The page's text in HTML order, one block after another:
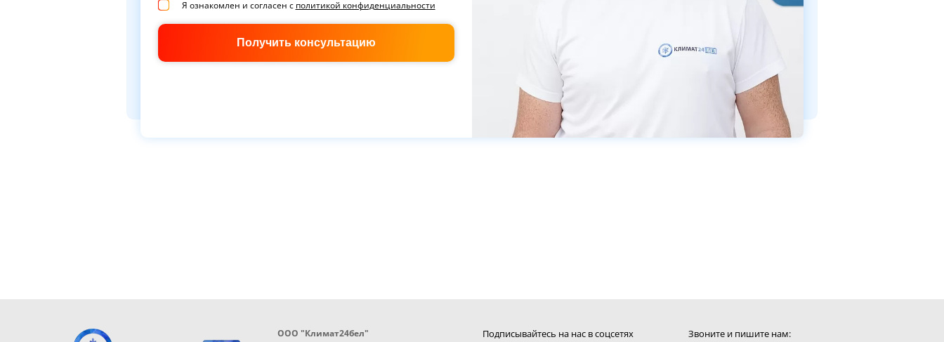
Я ознакомлен и согласен с политикой конфиденциальности
Получить консультацию
ООО "Климат24бел"
Подписывайтесь на нас в соцсетях
Звоните и пишите нам: